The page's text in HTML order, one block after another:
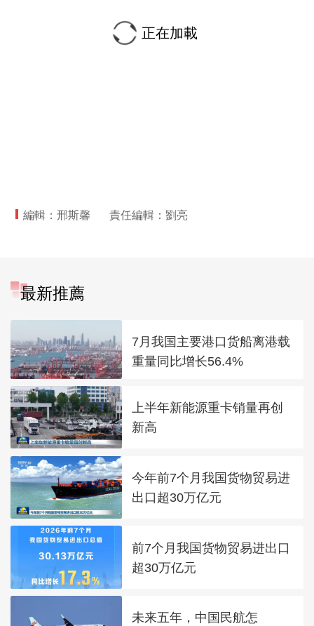
正在加載
編輯：邢斯馨 責任編輯：劉亮
最新推薦
7月我国主要港口货船离港载
重量同比增长56.4%
上半年新能源重卡销量再创
新高
今年前7个月我国货物贸易进
出口超30万亿元
前7个月我国货物贸易进出口
超30万亿元
未来五年，中国民航怎